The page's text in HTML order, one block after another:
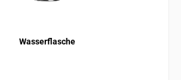
Wasserflasche